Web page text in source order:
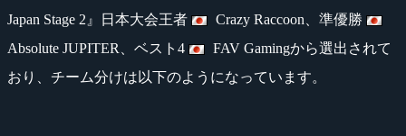
Japan Stage 2』日本大会王者
Crazy Raccoon、準優勝
Absolute JUPITER、ベスト4
FAV Gamingから選出されて
おり、チーム分けは以下のようになっています。